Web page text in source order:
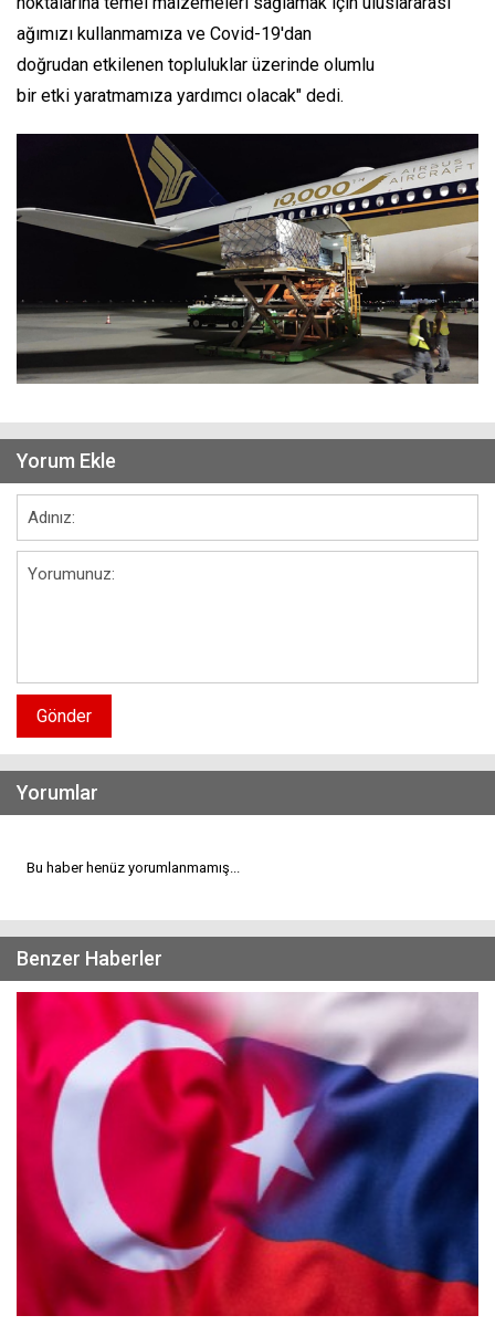
ağımızı kullanmamıza ve Covid-19'dan
doğrudan etkilenen topluluklar üzerinde olumlu
bir etki yaratmamıza yardımcı olacak" dedi.
Yorum Ekle
Gönder
Yorumlar
Bu haber henüz yorumlanmamış...
Benzer Haberler